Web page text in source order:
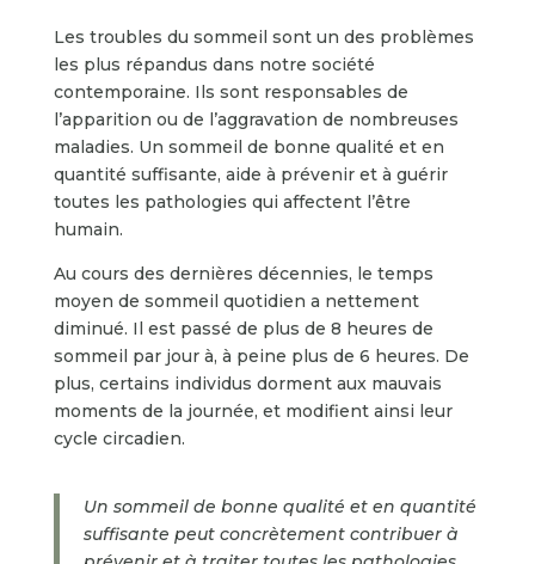
Les troubles du sommeil sont un des problèmes
les plus répandus dans notre société
contemporaine. Ils sont responsables de
l’apparition ou de l’aggravation de nombreuses
maladies. Un sommeil de bonne qualité et en
quantité suffisante, aide à prévenir et à guérir
toutes les pathologies qui affectent l’être
humain.
Au cours des dernières décennies, le temps
moyen de sommeil quotidien a nettement
diminué. Il est passé de plus de 8 heures de
sommeil par jour à, à peine plus de 6 heures. De
plus, certains individus dorment aux mauvais
moments de la journée, et modifient ainsi leur
cycle circadien.
Un sommeil de bonne qualité et en quantité
suffisante peut concrètement contribuer à